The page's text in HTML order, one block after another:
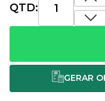
QTD: